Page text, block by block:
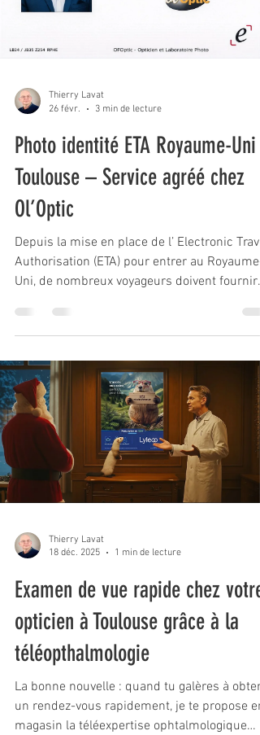
Thierry Lavat
26 févr.
3 min de lecture
Photo identité ETA Royaume-Uni à
Toulouse – Service agréé chez
Ol’Optic
Depuis la mise en place de l’ Electronic Travel
Authorisation (ETA) pour entrer au Royaume-
Uni, de nombreux voyageurs doivent fournir
britanniques . Si vous partez au Royaume-
prochainement, vous aurez besoin d’une
photo identité ETA conforme . 👉 Bonne
nouvelle : je suis agréé pour réaliser vos
photos d’identité officielles à Toulouse ,
compatibles avec la demande d’ETA. Qu’est-
que l’ETA pour le Royaume-Uni ? L’ Electronic
Thierry Lavat
18 déc. 2025
1 min de lecture
Examen de vue rapide chez votre
opticien à Toulouse grâce à la
téléopthalmologie
La bonne nouvelle : quand tu galères à
un rendez-vous rapidement, je te propose en
magasin la téléexpertise ophtalmologique